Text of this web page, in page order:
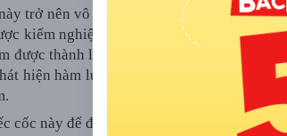
trở nên vô cùng giá trị nằm ở độ an toàn
kiểm nghiệm tại phòng thử nghiệm
được thành lập từ năm 1957. Phiếu kết
hiện hàm lượng chì (Pb) và cadimi (Cd),
cốc này để đựng nước uống hàng ngày